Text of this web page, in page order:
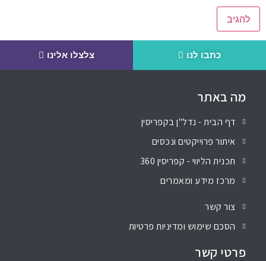
כתבו לנו צלצלו אלינו
מה באתר
דף הבית - נדל"ן בקפריסין
איתור פרוייקטים ונכסים
תכנית הליווי - קפריסין 360
מרכז מידע ומאמרים
צור קשר
הסכם שימוש ומדיניות פרטיות
פרטי קשר